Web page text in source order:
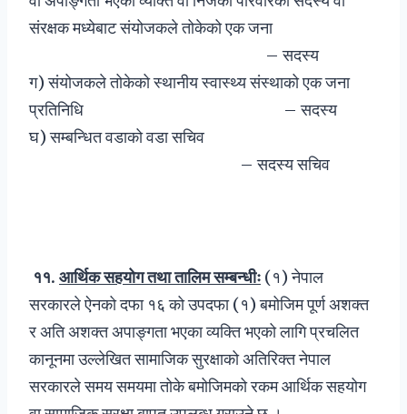
संरक्षक मध्येबाट संयोजकले तोकेको एक जना
– सदस्य
ग) संयोजकले तोकेको स्थानीय स्वास्थ्य संस्थाको एक जना
प्रतिनिधि – सदस्य
घ) सम्बन्धित वडाको वडा सचिव
– सदस्य सचिव
११. आर्थिक सहयोग तथा तालिम सम्बन्धीः (१) नेपाल
सरकारले ऐनको दफा १६ को उपदफा (१) बमोजिम पूर्ण अशक्त
र अति अशक्त अपाङ्गता भएका व्यक्ति भएको लागि प्रचलित
कानूनमा उल्लेखित सामाजिक सुरक्षाको अतिरिक्त नेपाल
सरकारले समय समयमा तोके बमोजिमको रकम आर्थिक सहयोग